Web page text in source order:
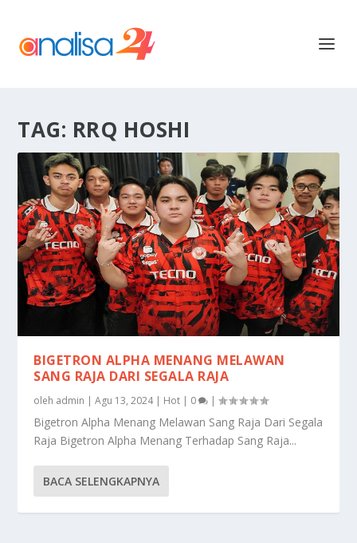
TAG: RRQ HOSHI
BIGETRON ALPHA MENANG MELAWAN
SANG RAJA DARI SEGALA RAJA
oleh admin |Agu 13, 2024| Hot | 0 |
Bigetron Alpha Menang Melawan Sang Raja Dari Segala
Raja Bigetron Alpha Menang Terhadap Sang Raja...
BACA SELENGKAPNYA